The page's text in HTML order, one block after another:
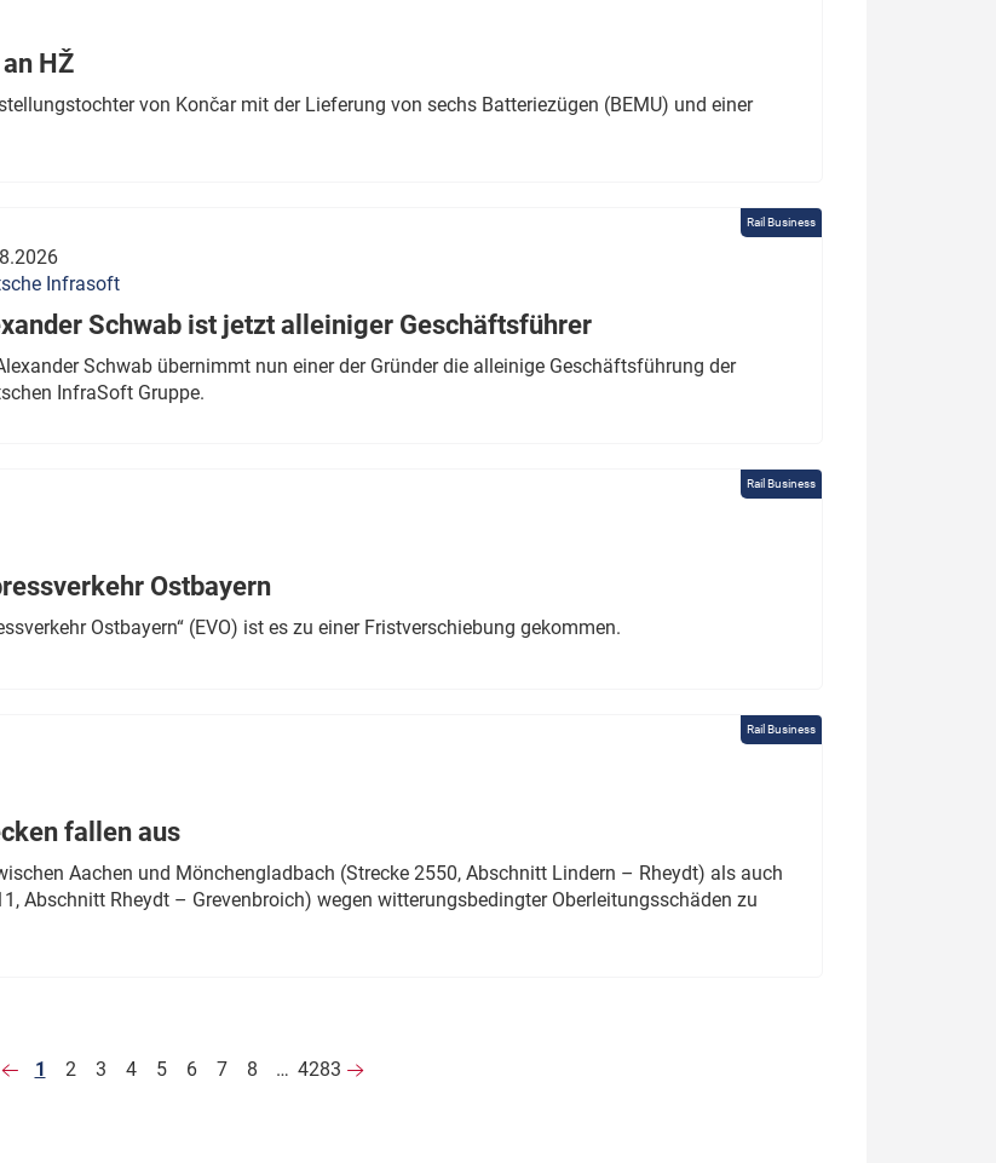
HŽ
von Končar mit der Lieferung von sechs Batteriezügen (BEMU) und einer
Rail Business
Infrasoft
Schwab ist jetzt alleiniger Geschäftsführer
Schwab übernimmt nun einer der Gründer die alleinige Geschäftsführung der
InfraSoft Gruppe.
Rail Business
Ostbayern
Ostbayern“ (EVO) ist es zu einer Fristverschiebung gekommen.
Rail Business
fallen aus
Aachen und Mönchengladbach (Strecke 2550, Abschnitt Lindern – Rheydt) als auch
Abschnitt Rheydt – Grevenbroich) wegen witterungsbedingter Oberleitungsschäden zu
1 2 3 4 5 6 7 8 … 4283